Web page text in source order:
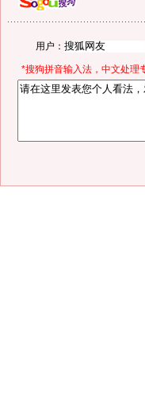
用户：
*搜狗拼音输入法，中文处理